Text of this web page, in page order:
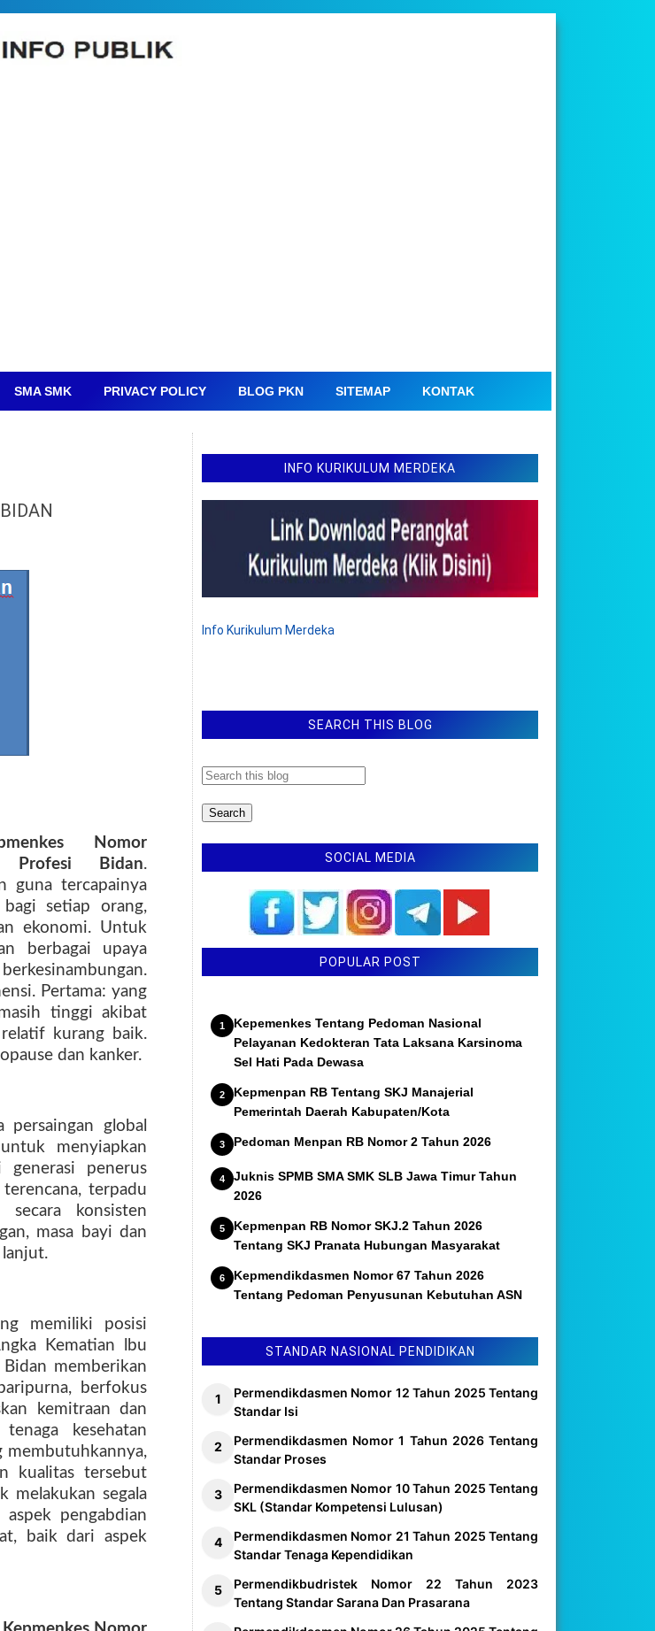
SMA SMK PRIVACY POLICY BLOG PKN SITEMAP KONTAK
Nomor
Profesi Bidan.
guna tercapainya
setiap orang,
ekonomi. Untuk
berbagai upaya
Pertama: yang
tinggi akibat
kurang baik.
dan kanker.
persaingan global
menyiapkan
generasi penerus
terpadu
secara konsisten
masa bayi dan
lanjut.
memiliki posisi
Kematian lbu
memberikan
berfokus
kemitraan dan
kesehatan
membutuhkannya,
kualitas tersebut
melakukan segala
pengabdian
baik dari aspek
INFO KURIKULUM MERDEKA
Info Kurikulum Merdeka
SEARCH THIS BLOG
SOCIAL MEDIA
POPULAR POST
Kepemenkes Tentang Pedoman Nasional
Pelayanan Kedokteran Tata Laksana Karsinoma
Sel Hati Pada Dewasa
Kepmenpan RB Tentang SKJ Manajerial
Pemerintah Daerah Kabupaten/Kota
Pedoman Menpan RB Nomor 2 Tahun 2026
Juknis SPMB SMA SMK SLB Jawa Timur Tahun
2026
Kepmenpan RB Nomor SKJ.2 Tahun 2026
Tentang SKJ Pranata Hubungan Masyarakat
Kepmendikdasmen Nomor 67 Tahun 2026
Tentang Pedoman Penyusunan Kebutuhan ASN
STANDAR NASIONAL PENDIDIKAN
Permendikdasmen Nomor 12 Tahun 2025 Tentang
Standar Isi
Permendikdasmen Nomor 1 Tahun 2026 Tentang
Standar Proses
Permendikdasmen Nomor 10 Tahun 2025 Tentang
SKL (Standar Kompetensi Lulusan)
Permendikdasmen Nomor 21 Tahun 2025 Tentang
Standar Tenaga Kependidikan
Permendikbudristek Nomor 22 Tahun 2023
Tentang Standar Sarana Dan Prasarana